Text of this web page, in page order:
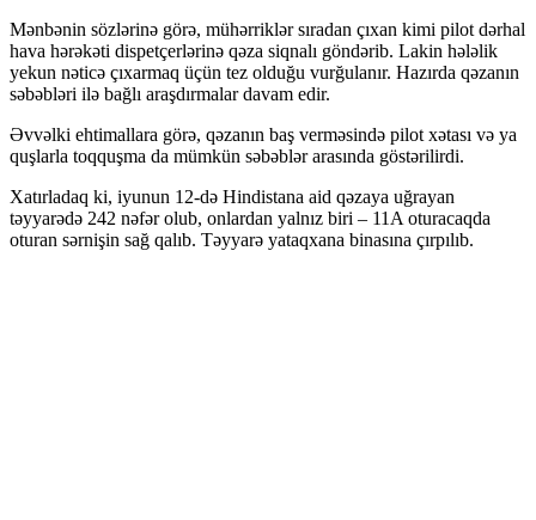
Mənbənin sözlərinə görə, mühərriklər sıradan çıxan kimi pilot dərhal
hava hərəkəti dispetçerlərinə qəza siqnalı göndərib. Lakin hələlik
yekun nəticə çıxarmaq üçün tez olduğu vurğulanır. Hazırda qəzanın
səbəbləri ilə bağlı araşdırmalar davam edir.
Əvvəlki ehtimallara görə, qəzanın baş verməsində pilot xətası və ya
quşlarla toqquşma da mümkün səbəblər arasında göstərilirdi.
Xatırladaq ki, iyunun 12-də Hindistana aid qəzaya uğrayan
təyyarədə 242 nəfər olub, onlardan yalnız biri – 11A oturacaqda
oturan sərnişin sağ qalıb. Təyyarə yataqxana binasına çırpılıb.